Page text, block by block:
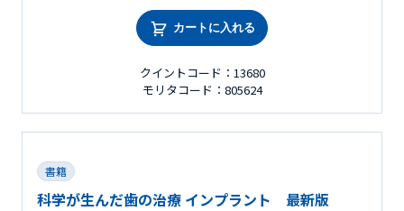
カートに入れる
クイントコード：13680
モリタコード：805624
書籍
科学が生んだ歯の治療 インプラント 最新版